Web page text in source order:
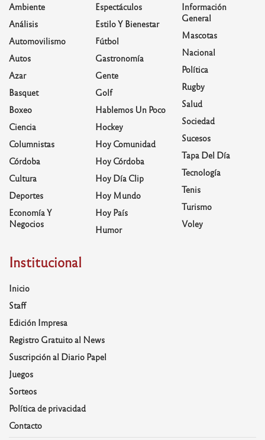
Ambiente
Análisis
Automovilismo
Autos
Azar
Basquet
Boxeo
Ciencia
Columnistas
Córdoba
Cultura
Deportes
Economía Y
Negocios
Espectáculos
Estilo Y Bienestar
Fútbol
Gastronomía
Gente
Golf
Hablemos Un Poco
Hockey
Hoy Comunidad
Hoy Córdoba
Hoy Día Clip
Hoy Mundo
Hoy País
Humor
Información
General
Mascotas
Nacional
Política
Rugby
Salud
Sociedad
Sucesos
Tapa Del Día
Tecnología
Tenis
Turismo
Voley
Institucional
Inicio
Staff
Edición Impresa
Registro Gratuito al News
Suscripción al Diario Papel
Juegos
Sorteos
Política de privacidad
Contacto